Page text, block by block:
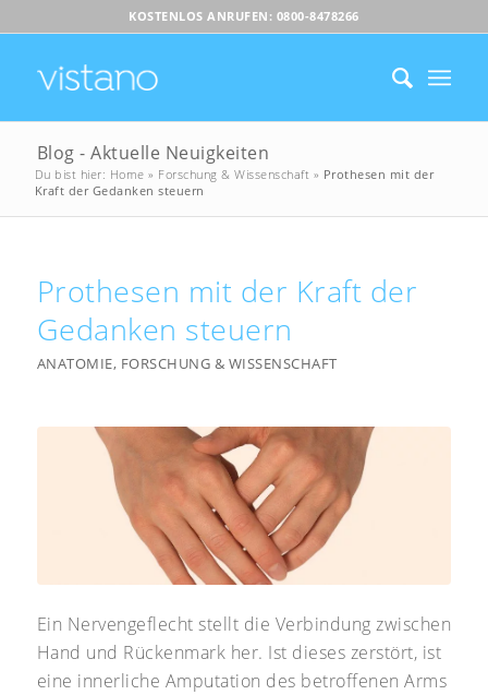
KOSTENLOS ANRUFEN: 0800-8478266
Blog - Aktuelle Neuigkeiten
Du bist hier: Home » Forschung & Wissenschaft » Prothesen mit der
Kraft der Gedanken steuern
Prothesen mit der Kraft der
Gedanken steuern
ANATOMIE, FORSCHUNG & WISSENSCHAFT
Ein Nervengeflecht stellt die Verbindung zwischen
Hand und Rückenmark her. Ist dieses zerstört, ist
eine innerliche Amputation des betroffenen Arms